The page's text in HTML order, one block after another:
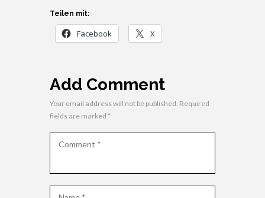
Teilen mit:
Facebook X
Add Comment
Your email address will not be published. Required
fields are marked *